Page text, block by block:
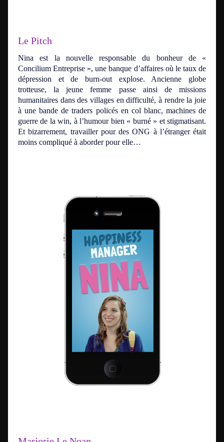
Le Pitch
Nina est la nouvelle responsable du bonheur de «
Concilium Entreprise », une banque d’affaires où le taux de
dépression et de burn-out explose. Ancienne globe
trotteuse, la jeune femme passe ainsi de missions
humanitaires dans des villages en difficulté, à rendre la joie
à une bande de traders policés en col blanc, machines de
guerre de la win, à l’humour bien « burné » et stigmatisant.
Et bizarrement, travailler pour des ONG à l’étranger était
moins compliqué à aborder pour elle…